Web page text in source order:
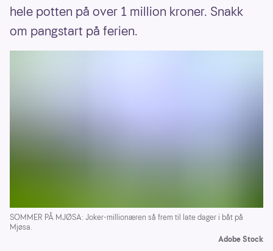
hele potten på over 1 million kroner. Snakk
om pangstart på ferien.
SOMMER PÅ MJØSA: Joker-millionæren så frem til late dager i båt på
Mjøsa.
Adobe Stock